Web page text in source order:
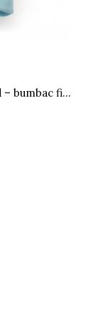
– bumbac fin